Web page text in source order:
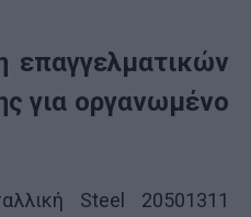
επαγγελματικών
για οργανωμένο
Steel 20501311